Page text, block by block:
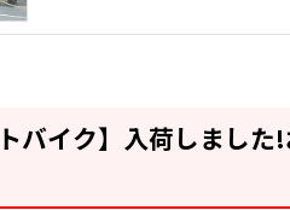
バイク】入荷しまし